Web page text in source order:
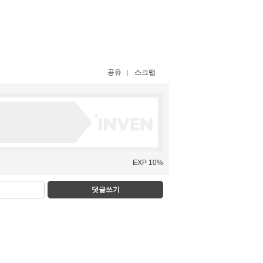
공유 스크랩
EXP 10%
댓글쓰기